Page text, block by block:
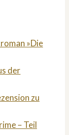
»Die
der
zu
– Teil